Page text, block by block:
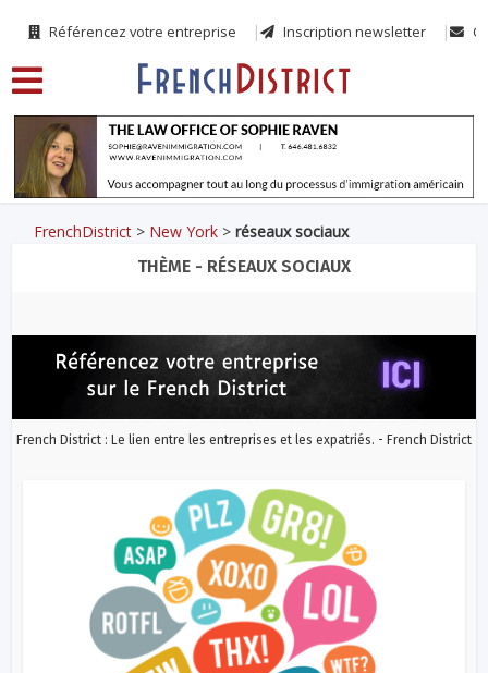
Référencez votre entreprise Inscription newsletter
FrenchDistrict > New York >réseaux sociaux
THÈME - RÉSEAUX SOCIAUX
French District : Le lien entre les entreprises et les expatriés. - French District